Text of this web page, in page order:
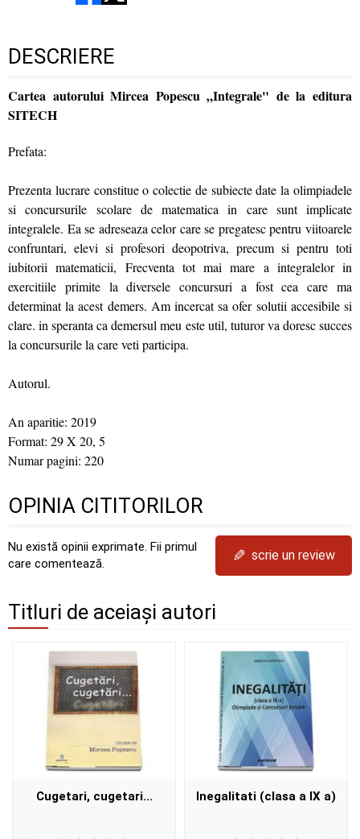
DESCRIERE
Cartea autorului Mircea Popescu „Integrale" de la editura
SITECH
Prefata:
Prezenta lucrare constitue o colectie de subiecte date la olimpiadele
si concursurile scolare de matematica in care sunt implicate
integralele. Ea se adreseaza celor care se pregatesc pentru viitoarele
confruntari, elevi si profesori deopotriva, precum si pentru toti
iubitorii matematicii, Frecventa tot mai mare a integralelor in
exercitiile primite la diversele concursuri a fost cea care ma
determinat la acest demers. Am incercat sa ofer solutii accesibile si
clare. in speranta ca demersul meu este util, tuturor va doresc succes
la concursurile la care veti participa.
Autorul.
An aparitie: 2019
Format: 29 X 20, 5
Numar pagini: 220
OPINIA CITITORILOR
Nu există opinii exprimate. Fii primul
care comentează.
✎ scrie un review
Titluri de aceiași autori
Cugetari, cugetari... Inegalitati (clasa a IX a)